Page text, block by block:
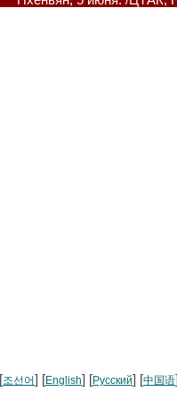
[조선어] [English] [Русский] [中国语